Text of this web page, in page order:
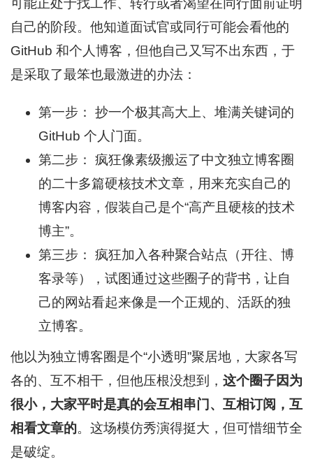
可能正处于找工作、转行或者渴望在同行面前证明
自己的阶段。他知道面试官或同行可能会看他的
GitHub 和个人博客，但他自己又写不出东西，于
是采取了最笨也最激进的办法：
第一步： 抄一个极其高大上、堆满关键词的
GitHub 个人门面。
第二步： 疯狂像素级搬运了中文独立博客圈
的二十多篇硬核技术文章，用来充实自己的
博客内容，假装自己是个“高产且硬核的技术
博主”。
第三步： 疯狂加入各种聚合站点（开往、博
客录等），试图通过这些圈子的背书，让自
己的网站看起来像是一个正规的、活跃的独
立博客。
他以为独立博客圈是个“小透明”聚居地，大家各写
各的、互不相干，但他压根没想到， 这个圈子因为
很小，大家平时是真的会互相串门、互相订阅，互
相看文章的。这场模仿秀演得挺大，但可惜细节全
是破绽。